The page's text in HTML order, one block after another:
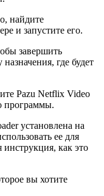
найдите
и запустите его.
завершить
где будет
Pazu Netflix Video
программы.
установлена на
ее для
как это
вы хотите